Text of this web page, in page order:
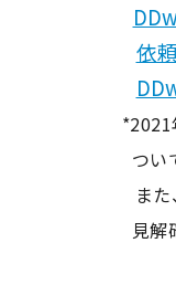
依
*2021
ついて
また、
見解確